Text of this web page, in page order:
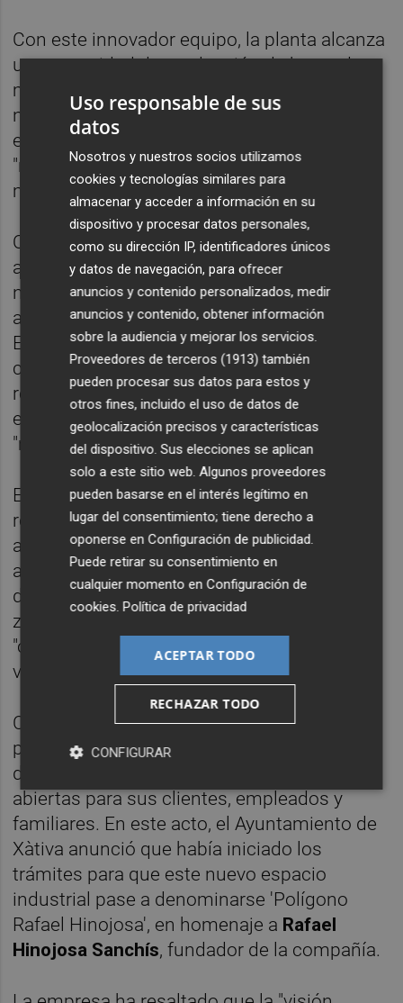
Con este innovador equipo, la planta alcanza
una capacidad de producción de hasta dos
millones de cajas diarias. Además, con esta
nueva onduladora, se reduce el consumo
energético y los residuos generados,
"reforzando así su compromiso
medioambiental".
Otra de las grandes actuaciones de esta
ampliación ha sido la construcción de una
nueva nave de 7.500 m2 destinada al
almacenamiento de productos terminados.
Esta actuación permitirá a Hinojosa contar
con una mayor capacidad operativa,
reduciendo los tiempos de producción y
entrega, y ofreciendo al cliente un servicio
"más eficiente, ágil y cercano".
El proyecto ha implicado una completa
renovación del entorno, mediante la
adquisición y urbanización de terrenos
anexos, entre las que destacan nuevas vías
de acceso --cedidas al Ayuntamiento-- y una
zona ajardinada de 9.000 m2, lo que
"contribuye a mejorar el entorno y a generar
valor para la comunidad".
Con motivo de la culminación de este
proyecto, el pasado fin de semana la planta
de Xàtiva celebró jornadas de puertas
abiertas para sus clientes, empleados y
familiares. En este acto, el Ayuntamiento de
Xàtiva anunció que había iniciado los
trámites para que este nuevo espacio
industrial pase a denominarse 'Polígono
Rafael Hinojosa', en homenaje a Rafael
Hinojosa Sanchís, fundador de la compañía.
Uso responsable de sus
datos
Nosotros y nuestros socios utilizamos
cookies y tecnologías similares para
almacenar y acceder a información en su
dispositivo y procesar datos personales,
como su dirección IP, identificadores únicos
y datos de navegación, para ofrecer
anuncios y contenido personalizados, medir
anuncios y contenido, obtener información
sobre la audiencia y mejorar los servicios.
Proveedores de terceros (1913) también
pueden procesar sus datos para estos y
otros fines, incluido el uso de datos de
geolocalización precisos y características
del dispositivo. Sus elecciones se aplican
solo a este sitio web. Algunos proveedores
pueden basarse en el interés legítimo en
lugar del consentimiento; tiene derecho a
oponerse enConfiguración de publicidad.
Puede retirar su consentimiento en
cualquier momento enConfiguración de
cookies.Política de privacidad
ACEPTAR TODO
RECHAZAR TODO
CONFIGURAR